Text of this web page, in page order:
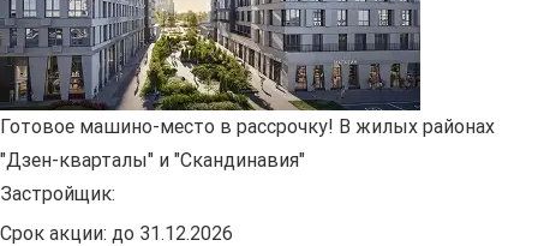
Готовое машино-место в рассрочку! В жилых районах
"Дзен-кварталы" и "Скандинавия"
Застройщик:
Срок акции: до 31.12.2026